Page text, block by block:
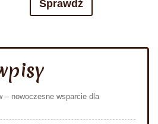
Sprawdź
– nowoczesne wsparcie dla